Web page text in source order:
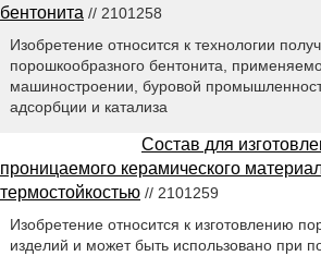
бентонита // 2101258
Изобретение относится к технологии
порошкообразного бентонита,
машиностроении, буровой
адсорбции и катализа
Состав для
проницаемого керамического
термостойкостью // 2101259
Изобретение относится к изготовлению
изделий и может быть использовано при